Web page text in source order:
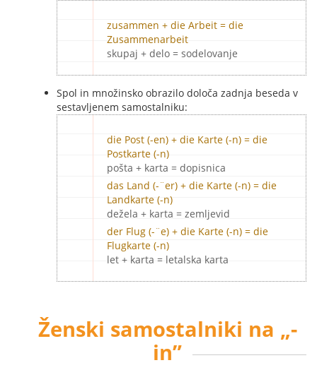
zusammen + die Arbeit = die
Zusammenarbeit
skupaj + delo = sodelovanje
Spol in množinsko obrazilo določa zadnja beseda v
sestavljenem samostalniku:
die Post (-en) + die Karte (-n) = die
Postkarte (-n)
pošta + karta = dopisnica
das Land (-¨er) + die Karte (-n) = die
Landkarte (-n)
dežela + karta = zemljevid
der Flug (-¨e) + die Karte (-n) = die
Flugkarte (-n)
let + karta = letalska karta
Ženski samostalniki na „-
in”